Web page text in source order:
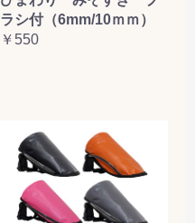
カートへ進む
ラシ付（6mm/10ｍｍ）
￥550